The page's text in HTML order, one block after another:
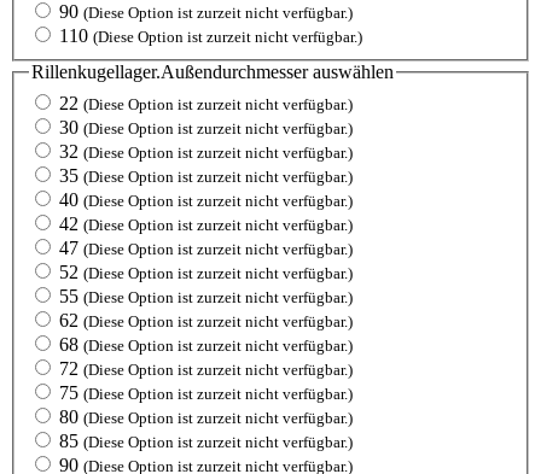
90 (Diese Option ist zurzeit nicht verfügbar.)
110 (Diese Option ist zurzeit nicht verfügbar.)
Rillenkugellager.Außendurchmesserauswählen
22 (Diese Option ist zurzeit nicht verfügbar.)
30 (Diese Option ist zurzeit nicht verfügbar.)
32 (Diese Option ist zurzeit nicht verfügbar.)
35 (Diese Option ist zurzeit nicht verfügbar.)
40 (Diese Option ist zurzeit nicht verfügbar.)
42 (Diese Option ist zurzeit nicht verfügbar.)
47 (Diese Option ist zurzeit nicht verfügbar.)
52 (Diese Option ist zurzeit nicht verfügbar.)
55 (Diese Option ist zurzeit nicht verfügbar.)
62 (Diese Option ist zurzeit nicht verfügbar.)
68 (Diese Option ist zurzeit nicht verfügbar.)
72 (Diese Option ist zurzeit nicht verfügbar.)
75 (Diese Option ist zurzeit nicht verfügbar.)
80 (Diese Option ist zurzeit nicht verfügbar.)
85 (Diese Option ist zurzeit nicht verfügbar.)
90 (Diese Option ist zurzeit nicht verfügbar.)